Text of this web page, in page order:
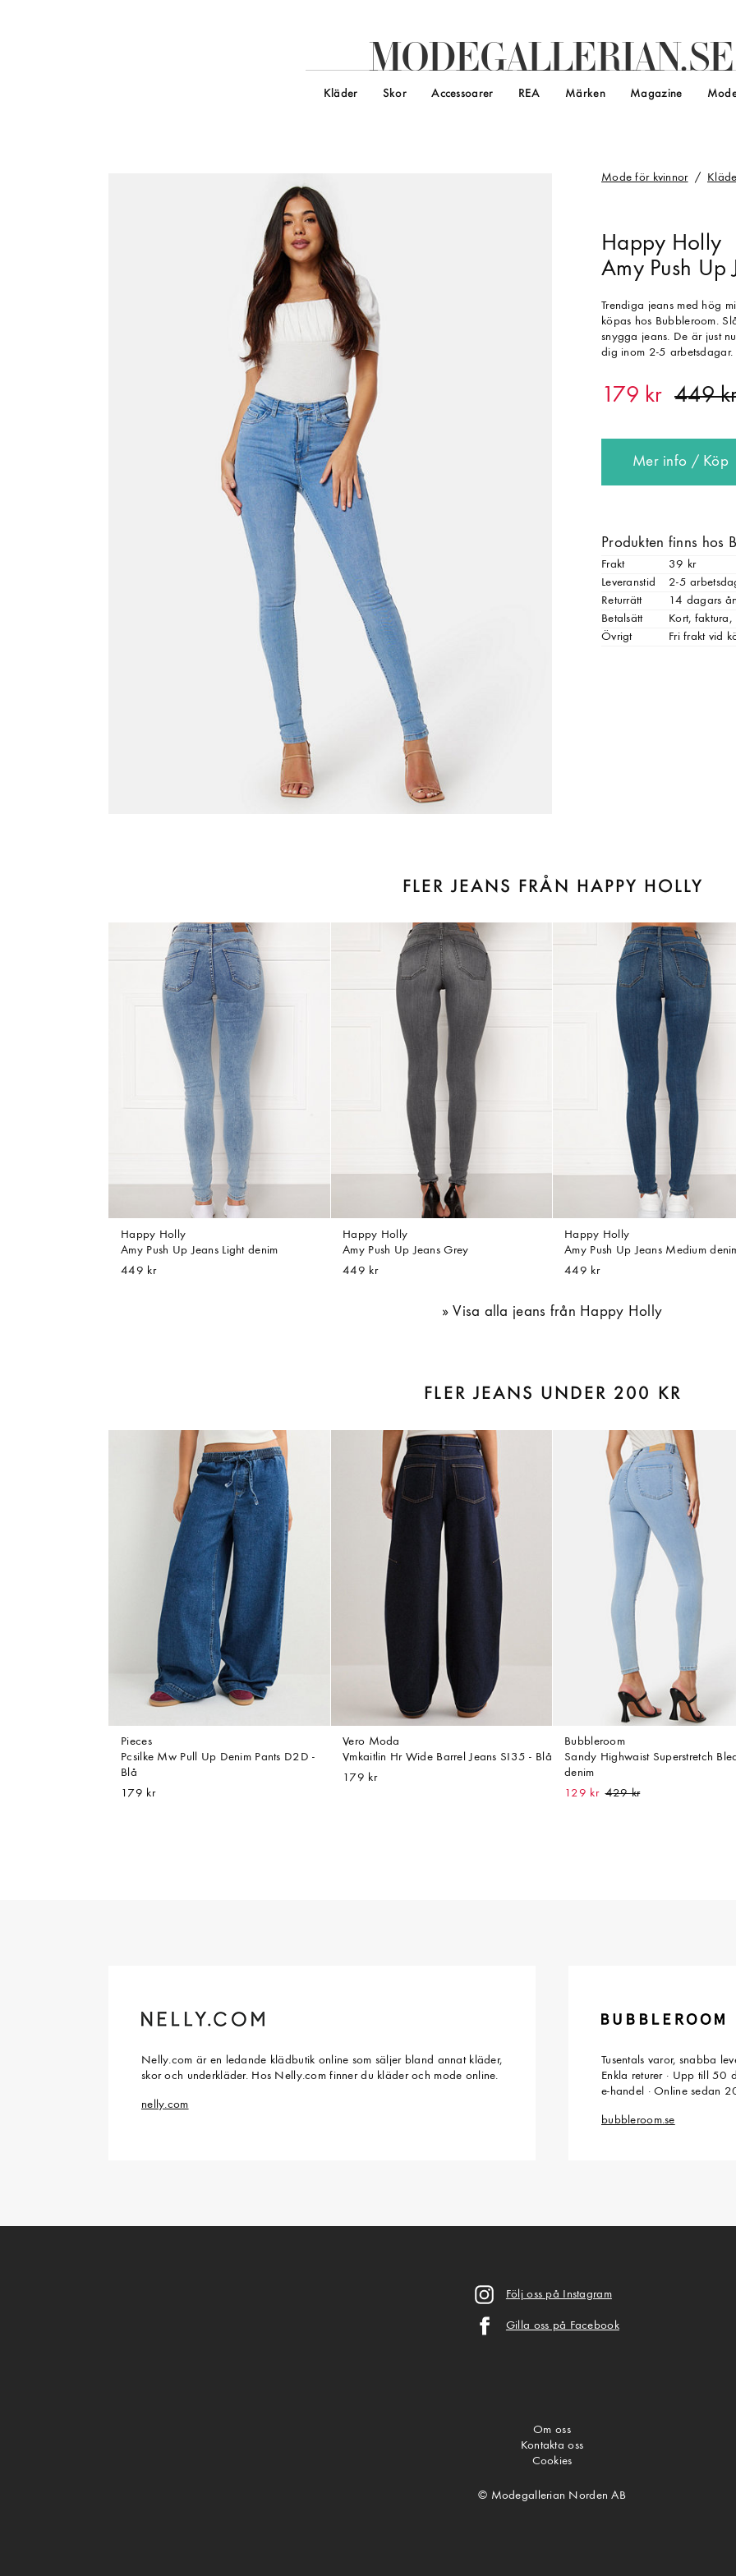
MODEGALLERIAN.SE
Kläder Skor Accessoarer REA Märken Magazine
Mode för kvinnor
Happy Holly
Amy Push Up
Trendiga jeans med hög
köpas hos Bubbleroom.
snygga jeans. De är just
dig inom 2-5 arbetsdagar.
179 kr
Mer info / Köp
Produkten finns hos
Frakt
39 kr
Leveranstid
2-5
Returrätt
14 dagars
Betalsätt
Kort, faktura,
Övrigt
Fri frakt vid
FLER JEANS FRÅN HAPPY HOLLY
Happy Holly
Amy Push Up Jeans Light denim
449 kr
Happy Holly
Amy Push Up Jeans Grey
449 kr
Happy Holly
Amy Push Up Jeans Medium
449 kr
Visa alla jeans från Happy Holly
FLER JEANS UNDER 200 KR
Pieces
Pcsilke Mw Pull Up Denim Pants D2D -
Blå
179 kr
Vero Moda
Vmkaitlin Hr Wide Barrel Jeans SI35 - Blå
179 kr
Bubbleroom
Sandy Highwaist Superstretch
denim
129 kr
Nelly.com är en ledande klädbutik online som säljer bland annat kläder,
skor och underkläder. Hos Nelly.com finner du kläder och mode online.
nelly.com
Tusentals varor, snabba
Enkla returer · Upp till 50
e-handel · Online sedan
bubbleroom.se
Följ oss på Instagram
Gilla oss på Facebook
Om oss
Kontakta oss
Cookies
© Modegallerian Norden AB